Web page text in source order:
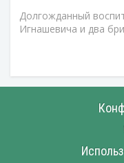
Долгожданный
Игнашевича и два